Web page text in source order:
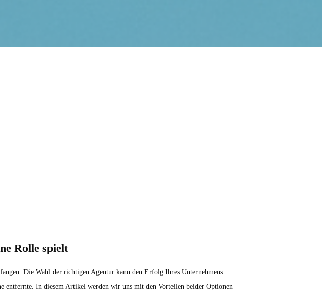
Rolle spielt
Die Wahl der richtigen Agentur kann den Erfolg Ihres Unternehmens
entfernte. In diesem Artikel werden wir uns mit den Vorteilen beider Optionen